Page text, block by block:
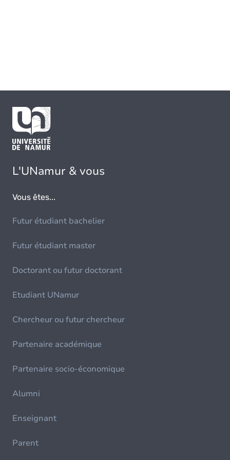
L'UNamur & vous
Vous êtes...
Futur étudiant bachelier
Futur étudiant master
Doctorant ou futur doctorant
Etudiant UNamur
Chercheur ou futur chercheur
Partenaire académique
Partenaire socio-économique
Alumni
Enseignant
Parent